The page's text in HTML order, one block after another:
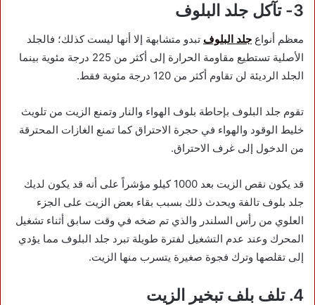
3- تآكل جلد البلوف
معظم أنواع جلد البلوف تبدو متشابهة إلا أنها ليست كذلك؛ فالجلد
الأصلية تستطيع مقاومة الحرارة إلى أكثر من 225 درجة مئوية بينما
الجلد الرديئة لن تقاوم أكثر من 120 درجة مئوية فقط.
تقوم جلد البلوف بإحاطة بلوف الهواء والنار وتمنع الزيت من تلويث
خليط الوقود والهواء في حجرة الاحتراق كما تمنع الغازات المحترقة
من الدخول إلى غرف الاحتراق.
قد يكون نقص الزيت بعد 1000 كيلو مؤشراً على أنه قد يكون لديك
جلد بلوف تالفة ويحدث ذلك بسبب بقاء بعض الزيت على الجزء
العلوي من رأس السلندر والذي تم ضخه في وقت سابق أثناء تشغيل
المحرك وعند عدم التشغيل لفترة طويلة تبرد جلد البلوف مما يؤدي
إلى تقلصها وترك فجوة صغيرة يتسرب منها الزيت.
4. تلف بلف تبخير الزيت